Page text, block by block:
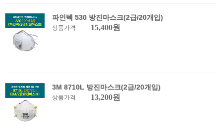
파인텍 530 방진마스크(2급/20개입)
상품가격 15,400원
3M 8710L 방진마스크(2급/20개입)
상품가격 13,200원